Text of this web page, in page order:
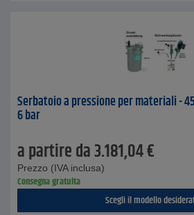
Serbatoio a pressione per materiali -
6 bar
a partire da3.181,04€
Prezzo (IVA inclusa)
Consegna gratuita
Scegli il modello